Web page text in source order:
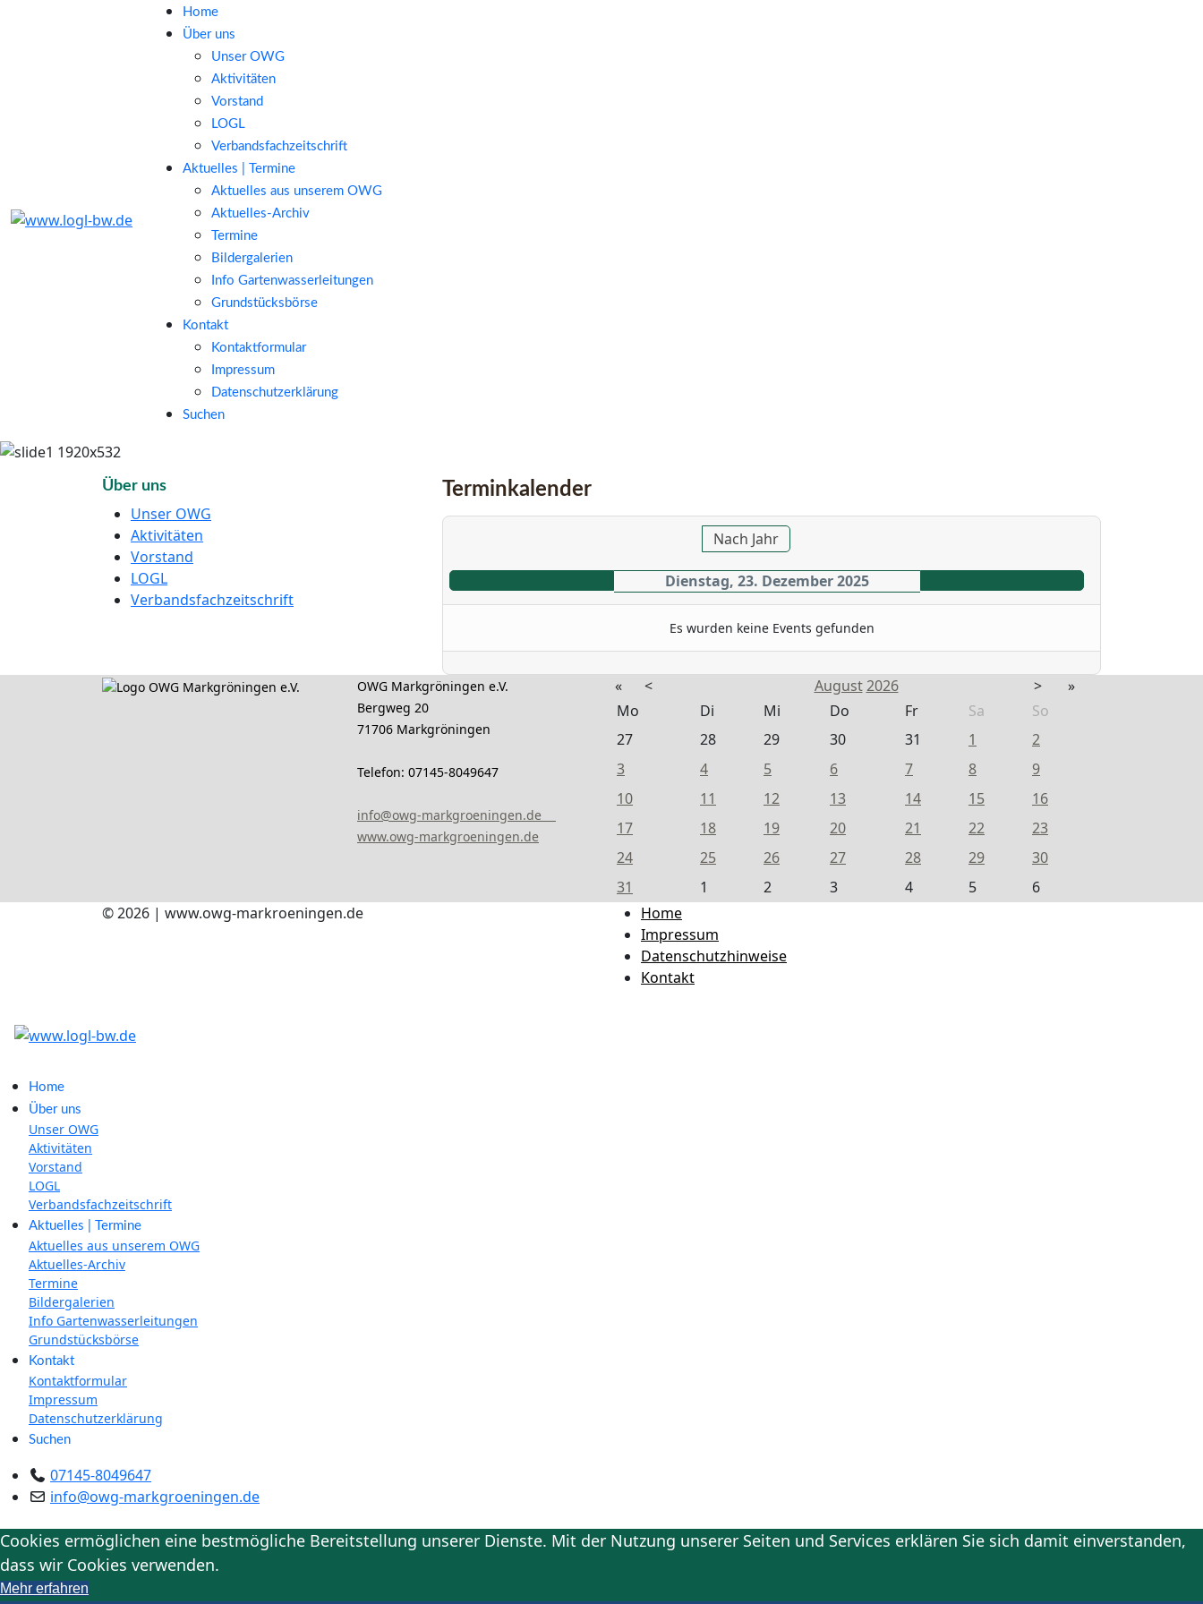
Home
Über uns
Unser OWG
Aktivitäten
Vorstand
LOGL
Verbandsfachzeitschrift
Aktuelles | Termine
Aktuelles aus unserem OWG
Aktuelles-Archiv
Termine
Bildergalerien
Info Gartenwasserleitungen
Grundstücksbörse
Kontakt
Kontaktformular
Impressum
Datenschutzerklärung
Suchen
Über uns
Unser OWG
Aktivitäten
Vorstand
LOGL
Verbandsfachzeitschrift
Terminkalender
Nach Jahr
Dienstag, 23. Dezember 2025
Es wurden keine Events gefunden
OWG Markgröningen e.V.
Bergweg 20
71706 Markgröningen
Telefon: 07145-8049647
info@owg-markgroeningen.de
www.owg-markgroeningen.de
« < August 2026 >
»
Mo
Di Mi Do Fr Sa
So
27
28 29 30 31 1
2
3
4 5 6 7 8
9
10
11 12 13 14 15
16
17
18 19 20 21 22
23
24
25 26 27 28 29
30
31
1 2 3 4 5
6
© 2026 | www.owg-markroeningen.de
Home
Impressum
Datenschutzhinweise
Kontakt
Home
Über uns
Unser OWG
Aktivitäten
Vorstand
LOGL
Verbandsfachzeitschrift
Aktuelles | Termine
Aktuelles aus unserem OWG
Aktuelles-Archiv
Termine
Bildergalerien
Info Gartenwasserleitungen
Grundstücksbörse
Kontakt
Kontaktformular
Impressum
Datenschutzerklärung
Suchen
07145-8049647
info@owg-markgroeningen.de
Cookies ermöglichen eine bestmögliche Bereitstellung unserer Dienste. Mit der Nutzung unserer Seiten und Services erklären Sie sich damit einverstanden,
dass wir Cookies verwenden.
Mehr erfahren